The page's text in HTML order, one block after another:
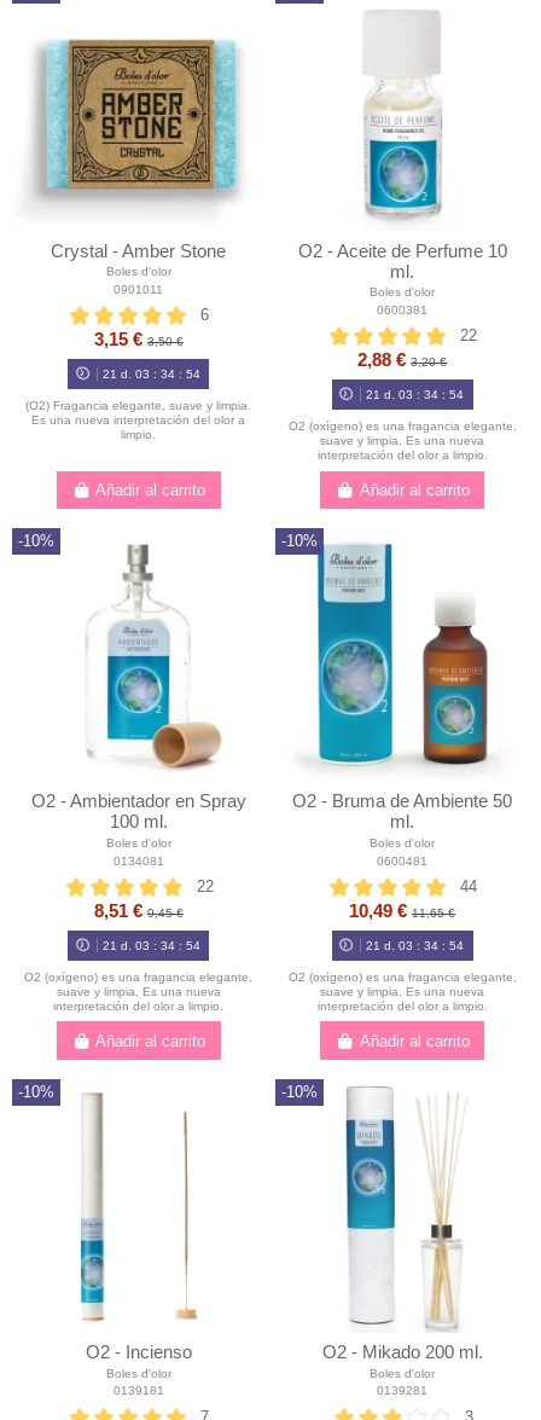
Crystal - Amber Stone
Boles d'olor
0901011
6
3,15 €3,50 €
21 d. 03 : 34: 54
(O2) Fragancia elegante, suave y limpia.
Es una nueva interpretación del olor a
limpio.
Añadir al carrito
O2 - Aceite de Perfume 10
ml.
Boles d'olor
0600381
22
2,88 €3,20 €
21 d. 03 : 34: 54
O2 (oxígeno) es una fragancia elegante,
suave y limpia. Es una nueva
interpretación del olor a limpio.
Añadir al carrito
-10%
O2 - Ambientador en Spray
100 ml.
Boles d'olor
0134081
22
8,51 €9,45 €
21 d. 03 : 34: 54
O2 (oxígeno) es una fragancia elegante,
suave y limpia. Es una nueva
interpretación del olor a limpio.
Añadir al carrito
-10%
O2 - Bruma de Ambiente 50
ml.
Boles d'olor
0600481
44
10,49 €11,65 €
21 d. 03 : 34: 54
O2 (oxígeno) es una fragancia elegante,
suave y limpia. Es una nueva
interpretación del olor a limpio.
Añadir al carrito
-10%
O2 - Incienso
Boles d'olor
0139181
-10%
O2 - Mikado 200 ml.
Boles d'olor
0139281